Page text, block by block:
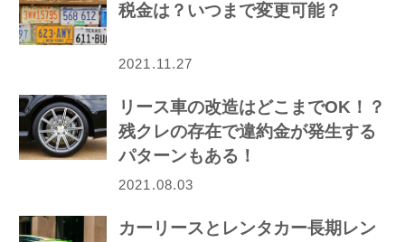
税金は？いつまで変更可能？
2021.11.27
リース車の改造はどこまでOK！？
残クレの存在で違約金が発生する
パターンもある！
2021.08.03
カーリースとレンタカー長期レン